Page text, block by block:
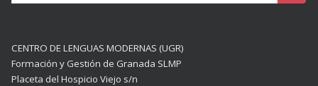
CENTRO DE LENGUAS MODERNAS (UGR)
Formación y Gestión de Granada SLMP
Placeta del Hospicio Viejo s/n